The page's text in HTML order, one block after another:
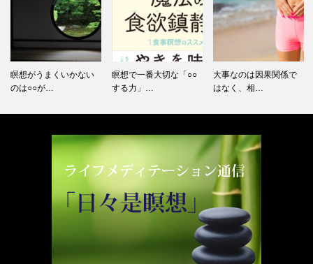
瞑想がうまくいかない
のは○○が…
瞑想で一番大切な「○○
する力」…
大事なのは因果関係で
はなく、相…